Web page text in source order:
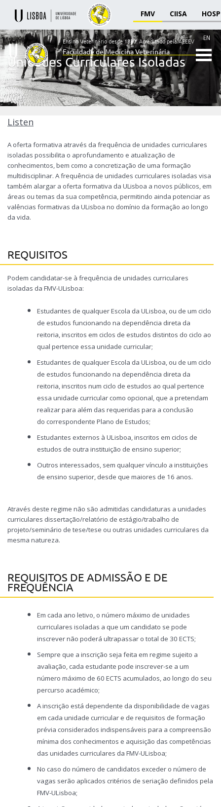
FMV CIISA
Ensino
Veterinário
desde
1830
Faculdade
de
Veterinária
EN
Ensino Veterinário desde 1830.Acreditado pela AEEEV
Faculdade de Medicina Veterinária
Unidades Curriculares Isoladas
Listen
A oferta formativa através da frequência de unidades curriculares
isoladas possibilita o aprofundamento e atualização de
conhecimentos, bem como a concretização de uma formação
multidisciplinar. A frequência de unidades curriculares isoladas visa
também alargar a oferta formativa da ULisboa a novos públicos, em
áreas ou temas da sua competência, permitindo ainda potenciar as
valências formativas da ULisboa no domínio da formação ao longo
da vida.
REQUISITOS
Podem candidatar-se à frequência de unidades curriculares
isoladas da FMV-ULisboa:
Estudantes de qualquer Escola da ULisboa, ou de um ciclo
de estudos funcionando na dependência direta da
reitoria, inscritos em ciclos de estudos distintos do ciclo ao
qual pertence essa unidade curricular;
Estudantes de qualquer Escola da ULisboa, ou de um ciclo
de estudos funcionando na dependência direta da
reitoria, inscritos num ciclo de estudos ao qual pertence
essa unidade curricular como opcional, que a pretendam
realizar para além das requeridas para a conclusão
do correspondente Plano de Estudos;
Estudantes externos à ULisboa, inscritos em ciclos de
estudos de outra instituição de ensino superior;
Outros interessados, sem qualquer vínculo a instituições
de ensino superior, desde que maiores de 16 anos.
Através deste regime não são admitidas candidaturas a unidades
curriculares dissertação/relatório de estágio/trabalho de
projeto/seminário de tese/tese ou outras unidades curriculares da
mesma natureza.
REQUISITOS DE ADMISSÃO E DE
FREQUÊNCIA
Em cada ano letivo, o número máximo de unidades
curriculares isoladas a que um candidato se pode
inscrever não poderá ultrapassar o total de 30 ECTS;
Sempre que a inscrição seja feita em regime sujeito a
avaliação, cada estudante pode inscrever-se a um
número máximo de 60 ECTS acumulados, ao longo do seu
percurso académico;
A inscrição está dependente da disponibilidade de vagas
em cada unidade curricular e de requisitos de formação
prévia considerados indispensáveis para a compreensão
mínima dos conhecimentos e aquisição das competências
das unidades curriculares da FMV-ULisboa;
No caso do número de candidatos exceder o número de
vagas serão aplicados critérios de seriação definidos pela
FMV-ULisboa;